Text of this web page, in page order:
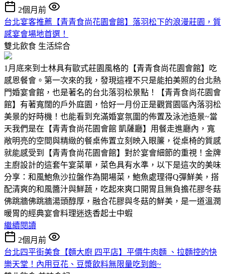
2個月前
台北宴客推薦【青青食尚花園會館】落羽松下的浪漫莊園，質
感宴會場地首選！
雙北飲食 生活綜合
1月底來到士林具有歐式莊園風格的【青青食尚花園會館】吃
感恩餐會。第一次來的我，發現這裡不只是能拍美照的台北熱
門婚宴會館，也是著名的台北落羽松景點！【青青食尚花園會
館】有著寬闊的戶外庭園，恰好一月份正是觀賞園區內落羽松
美景的好時機！也能看到充滿婚宴氛圍的佈置及泳池造景~當
天我們是在【青青食尚花園會館 凱薩廳】用餐走進廳內，寬
敞明亮的空間與精緻的餐桌佈置立刻映入眼簾，從桌椅的質感
就能感受到【青青食尚花園會館】對於宴會細節的重視！金牌
主廚設計的這套午宴菜單，菜色具有水準，以下是這次的美味
分享：和風鮑魚沙拉盤作為開場菜，鮑魚處理得Q彈鮮美，搭
配清爽的和風醬汁與鮮蔬，吃起來爽口開胃且無負擔花膠冬菇
佛跳牆佛跳牆湯頭醇厚，融合花膠與冬菇的鮮美，是一道溫潤
暖胃的經典宴會料理迷迭香起士中蝦
繼續閱讀
2個月前
台北四平街美食【麵大廚 四平店】平價牛肉麵 、拉麵控的快
樂天堂！內用豆花、豆漿飲料無限量吃到飽~